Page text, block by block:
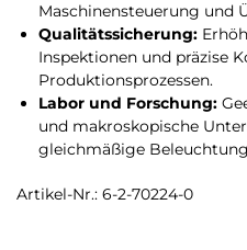
Maschinensteuerung und
Qualitätssicherung:
Inspektionen und präzise
Produktionsprozessen.
Labor und Forschung:
und makroskopische
gleichmäßige
Artikel-Nr.: 6-2-70224-0